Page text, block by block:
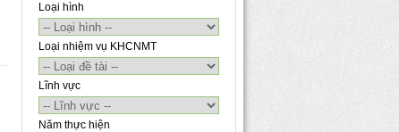
Loại hình
Loại nhiệm vụ KHCNMT
Lĩnh vực
Năm thực hiện